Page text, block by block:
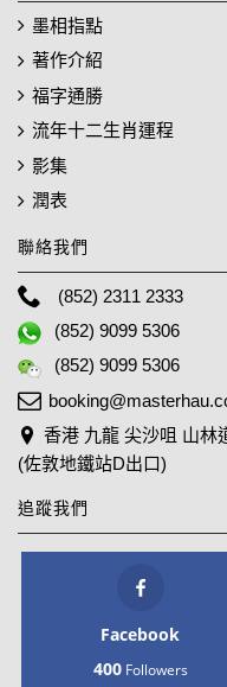
墨相指點
著作介紹
福字通勝
流年十二生肖運程
影集
潤表
聯絡我們
(852) 2311 2333
(852) 9099 5306
(852) 9099 5306
香港 九龍 尖沙咀 山林
(佐敦地鐵站D出口)
追蹤我們
Facebook
400 Followers